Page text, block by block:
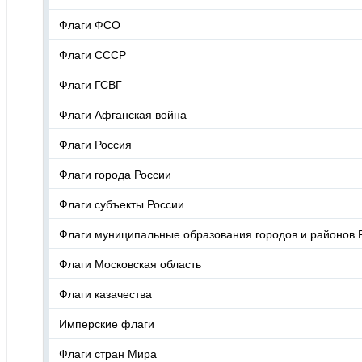
Флаги ФСО
Флаги СССР
Флаги ГСВГ
Флаги Афганская война
Флаги Россия
Флаги города России
Флаги субъекты России
Флаги муниципальные образования городов и районов
Флаги Московская область
Флаги казачества
Имперские флаги
Флаги стран Мира